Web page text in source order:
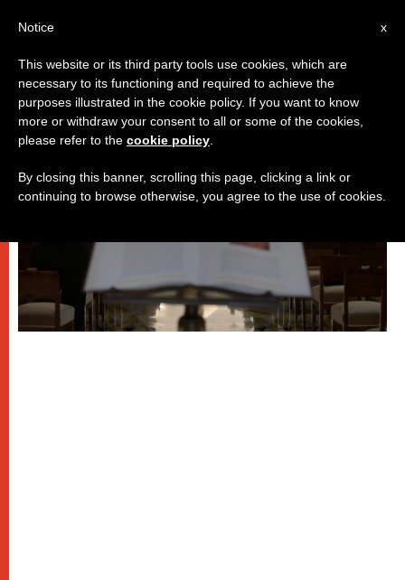
PAPI
x
Notice
This website or its third party tools use cookies, which are
necessary to its functioning and required to achieve the
purposes illustrated in the cookie policy. If you want to know
more or withdraw your consent to all or some of the cookies,
please refer to the cookie policy
By closing this banner, scrolling this page, clicking a link or
continuing to browse otherwise, you agree to the use of cookies.